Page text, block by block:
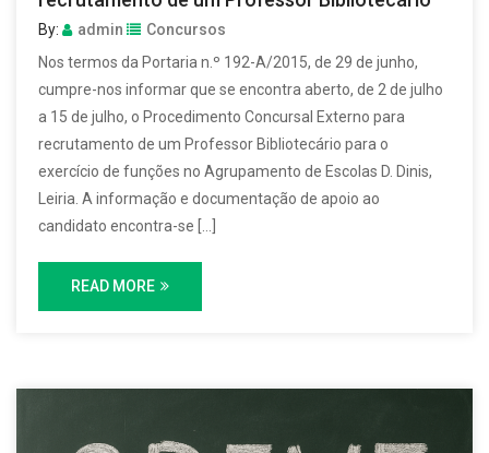
By: admin
Concursos
Nos termos da Portaria n.º 192-A/2015, de 29 de junho,
cumpre-nos informar que se encontra aberto, de 2 de julho
a 15 de julho, o Procedimento Concursal Externo para
recrutamento de um Professor Bibliotecário para o
exercício de funções no Agrupamento de Escolas D. Dinis,
Leiria. A informação e documentação de apoio ao
candidato encontra-se […]
READ MORE